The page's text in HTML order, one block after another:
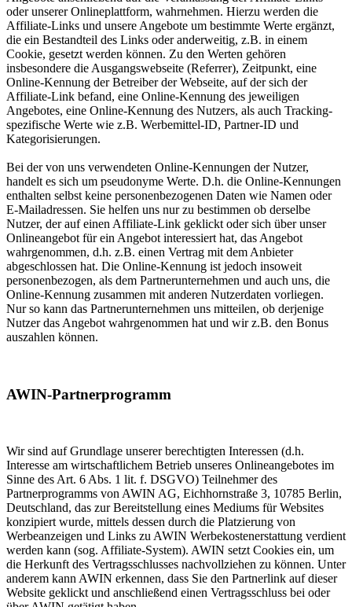
oder unserer Onlineplattform, wahrnehmen. Hierzu werden die
Affiliate-Links und unsere Angebote um bestimmte Werte ergänzt,
die ein Bestandteil des Links oder anderweitig, z.B. in einem
Cookie, gesetzt werden können. Zu den Werten gehören
insbesondere die Ausgangswebseite (Referrer), Zeitpunkt, eine
Online-Kennung der Betreiber der Webseite, auf der sich der
Affiliate-Link befand, eine Online-Kennung des jeweiligen
Angebotes, eine Online-Kennung des Nutzers, als auch Tracking-
spezifische Werte wie z.B. Werbemittel-ID, Partner-ID und
Kategorisierungen.
Bei der von uns verwendeten Online-Kennungen der Nutzer,
handelt es sich um pseudonyme Werte. D.h. die Online-Kennungen
enthalten selbst keine personenbezogenen Daten wie Namen oder
E-Mailadressen. Sie helfen uns nur zu bestimmen ob derselbe
Nutzer, der auf einen Affiliate-Link geklickt oder sich über unser
Onlineangebot für ein Angebot interessiert hat, das Angebot
wahrgenommen, d.h. z.B. einen Vertrag mit dem Anbieter
abgeschlossen hat. Die Online-Kennung ist jedoch insoweit
personenbezogen, als dem Partnerunternehmen und auch uns, die
Online-Kennung zusammen mit anderen Nutzerdaten vorliegen.
Nur so kann das Partnerunternehmen uns mitteilen, ob derjenige
Nutzer das Angebot wahrgenommen hat und wir z.B. den Bonus
auszahlen können.
AWIN-Partnerprogramm
Wir sind auf Grundlage unserer berechtigten Interessen (d.h.
Interesse am wirtschaftlichem Betrieb unseres Onlineangebotes im
Sinne des Art. 6 Abs. 1 lit. f. DSGVO) Teilnehmer des
Partnerprogramms von AWIN AG, Eichhornstraße 3, 10785 Berlin,
Deutschland, das zur Bereitstellung eines Mediums für Websites
konzipiert wurde, mittels dessen durch die Platzierung von
Werbeanzeigen und Links zu AWIN Werbekostenerstattung verdient
werden kann (sog. Affiliate-System). AWIN setzt Cookies ein, um
die Herkunft des Vertragsschlusses nachvollziehen zu können. Unter
anderem kann AWIN erkennen, dass Sie den Partnerlink auf dieser
Website geklickt und anschließend einen Vertragsschluss bei oder